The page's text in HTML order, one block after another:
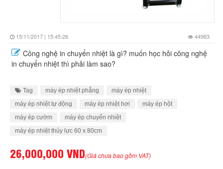
15/11/2017 | 15:45:26 44983
Công nghệ in chuyển nhiệt là gì? muốn học hỏi công nghệ
in chuyển nhiệt thì phải làm sao?
Tag máy ép nhiệt phẳng
máy ép nhiệt
máy ép nhiệt tự động
máy ép nhiệt hơi
máy ép hột
máy ép cườm
máy ép chuyển nhiệt
máy ép nhiệt thủy lực 60 x 80cm
26,000,000 VND(Giá chưa bao gồm VAT)